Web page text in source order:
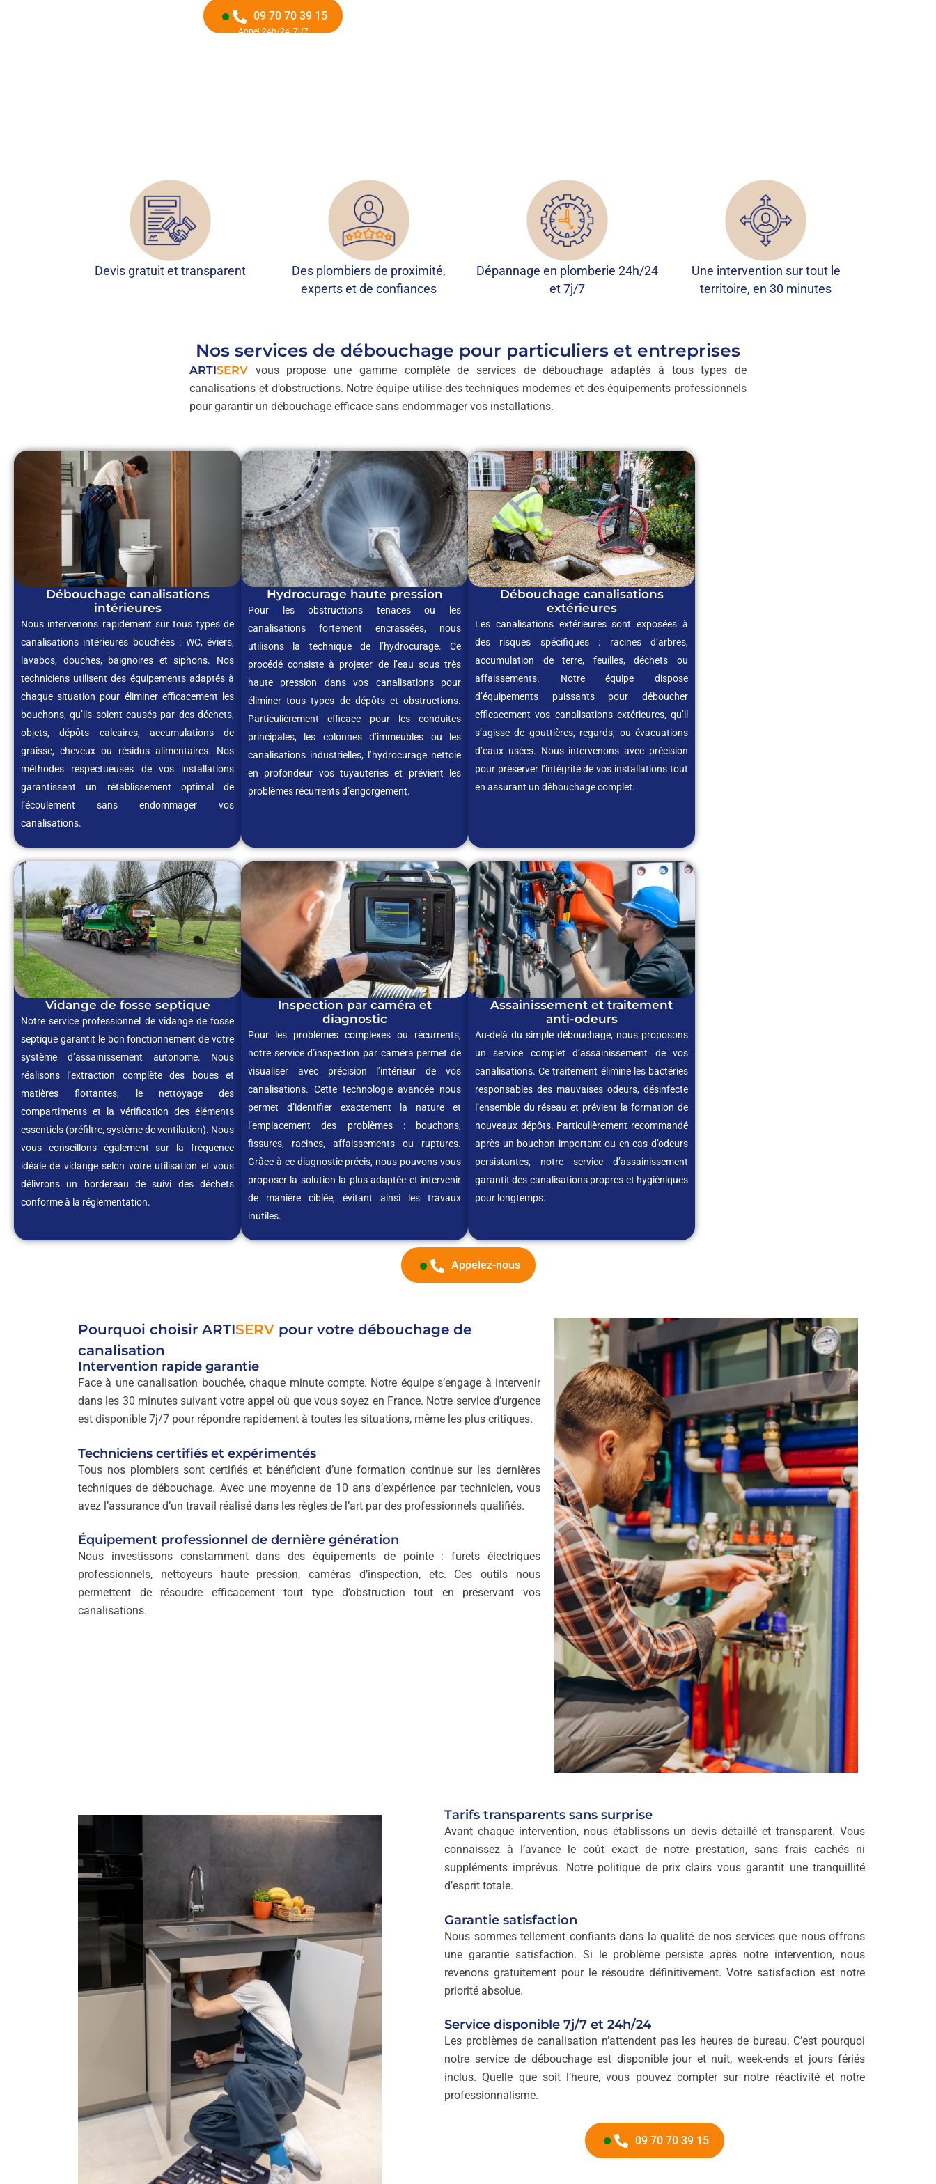
09 70 70 39 15
Appel 24h/24, 7j/7
Devis gratuit et transparent
Des plombiers de proximité,
experts et de confiances
Dépannage en plomberie 24h/24
et 7j/7
Une intervention sur tout le
territoire, en 30 minutes
Nos services de débouchage pour particuliers et entreprises
ARTISERV vous propose une gamme complète de services de débouchage adaptés à tous types de
canalisations et d’obstructions. Notre équipe utilise des techniques modernes et des équipements professionnels
pour garantir un débouchage efficace sans endommager vos installations.
Débouchage canalisations
intérieures
Nous intervenons rapidement sur tous types de
canalisations intérieures bouchées : WC, éviers,
lavabos, douches, baignoires et siphons. Nos
techniciens utilisent des équipements adaptés à
chaque situation pour éliminer efficacement les
bouchons, qu’ils soient causés par des déchets,
objets, dépôts calcaires, accumulations de
graisse, cheveux ou résidus alimentaires. Nos
méthodes respectueuses de vos installations
garantissent un rétablissement optimal de
l’écoulement sans endommager vos
canalisations.
Hydrocurage haute pression
Pour les obstructions tenaces ou les
canalisations fortement encrassées, nous
utilisons la technique de l’hydrocurage. Ce
procédé consiste à projeter de l’eau sous très
haute pression dans vos canalisations pour
éliminer tous types de dépôts et obstructions.
Particulièrement efficace pour les conduites
principales, les colonnes d’immeubles ou les
canalisations industrielles, l’hydrocurage nettoie
en profondeur vos tuyauteries et prévient les
problèmes récurrents d’engorgement.
Débouchage canalisations
extérieures
Les canalisations extérieures sont exposées à
des risques spécifiques : racines d’arbres,
accumulation de terre, feuilles, déchets ou
affaissements. Notre équipe dispose
d’équipements puissants pour déboucher
efficacement vos canalisations extérieures, qu’il
s’agisse de gouttières, regards, ou évacuations
d’eaux usées. Nous intervenons avec précision
pour préserver l’intégrité de vos installations tout
en assurant un débouchage complet.
Vidange de fosse septique
Notre service professionnel de vidange de fosse
septique garantit le bon fonctionnement de votre
système d’assainissement autonome. Nous
réalisons l’extraction complète des boues et
matières flottantes, le nettoyage des
compartiments et la vérification des éléments
essentiels (préfiltre, système de ventilation). Nous
vous conseillons également sur la fréquence
idéale de vidange selon votre utilisation et vous
délivrons un bordereau de suivi des déchets
conforme à la réglementation.
Inspection par caméra et
diagnostic
Pour les problèmes complexes ou récurrents,
notre service d’inspection par caméra permet de
visualiser avec précision l’intérieur de vos
canalisations. Cette technologie avancée nous
permet d’identifier exactement la nature et
l’emplacement des problèmes : bouchons,
fissures, racines, affaissements ou ruptures.
Grâce à ce diagnostic précis, nous pouvons vous
proposer la solution la plus adaptée et intervenir
de manière ciblée, évitant ainsi les travaux
inutiles.
Assainissement et traitement
anti-odeurs
Au-delà du simple débouchage, nous proposons
un service complet d’assainissement de vos
canalisations. Ce traitement élimine les bactéries
responsables des mauvaises odeurs, désinfecte
l’ensemble du réseau et prévient la formation de
nouveaux dépôts. Particulièrement recommandé
après un bouchon important ou en cas d’odeurs
persistantes, notre service d’assainissement
garantit des canalisations propres et hygiéniques
pour longtemps.
Appelez-nous
Pourquoi choisir ARTISERV pour votre débouchage de
canalisation
Intervention rapide garantie
Face à une canalisation bouchée, chaque minute compte. Notre équipe s’engage à intervenir
dans les 30 minutes suivant votre appel où que vous soyez en France. Notre service d’urgence
est disponible 7j/7 pour répondre rapidement à toutes les situations, même les plus critiques.
Techniciens certifiés et expérimentés
Tous nos plombiers sont certifiés et bénéficient d’une formation continue sur les dernières
techniques de débouchage. Avec une moyenne de 10 ans d’expérience par technicien, vous
avez l’assurance d’un travail réalisé dans les règles de l’art par des professionnels qualifiés.
Équipement professionnel de dernière génération
Nous investissons constamment dans des équipements de pointe : furets électriques
professionnels, nettoyeurs haute pression, caméras d’inspection, etc. Ces outils nous
permettent de résoudre efficacement tout type d’obstruction tout en préservant vos
canalisations.
Tarifs transparents sans surprise
Avant chaque intervention, nous établissons un devis détaillé et transparent. Vous
connaissez à l’avance le coût exact de notre prestation, sans frais cachés ni
suppléments imprévus. Notre politique de prix clairs vous garantit une tranquillité
d’esprit totale.
Garantie satisfaction
Nous sommes tellement confiants dans la qualité de nos services que nous offrons
une garantie satisfaction. Si le problème persiste après notre intervention, nous
revenons gratuitement pour le résoudre définitivement. Votre satisfaction est notre
priorité absolue.
Service disponible 7j/7 et 24h/24
Les problèmes de canalisation n’attendent pas les heures de bureau. C’est pourquoi
notre service de débouchage est disponible jour et nuit, week-ends et jours fériés
inclus. Quelle que soit l’heure, vous pouvez compter sur notre réactivité et notre
professionnalisme.
09 70 70 39 15